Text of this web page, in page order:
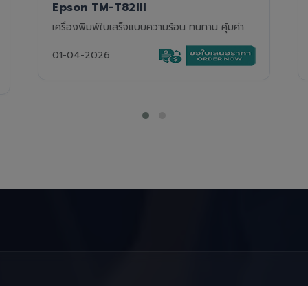
Epson TM-T88VII
เครื่องพิมพ์ใบเสร็จความร้อนรุ่นท็อป ความเร็วสูง
01-04-2026